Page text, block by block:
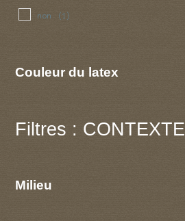
non (1)
Couleur du latex
Filtres : CONTEXTE
Milieu